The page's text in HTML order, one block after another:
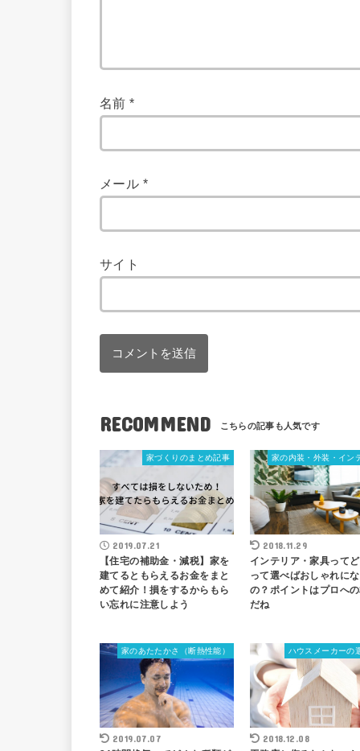
名前*
メール *
サイト
RECOMMEND
家づくりのまとめ記事
2019.07.21
【住宅の補助金・減税】家を
建てるともらえるお金をまと
めて紹介！損をするからもら
い忘れに注意しよう
家の内装・外装・イン
2018.11.29
インテリア・家具って
って選べばおしゃれに
の？ポイントはプロへ
だね
家のあたたかさ（断熱性能）
2019.07.07
ハウスメーカーの
2018.12.08